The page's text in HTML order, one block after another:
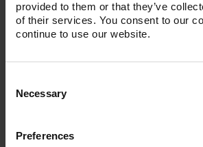
provided to them or that they’ve
of their services. You consent to our
continue to use our website.
Selection
Necessary
Preferences